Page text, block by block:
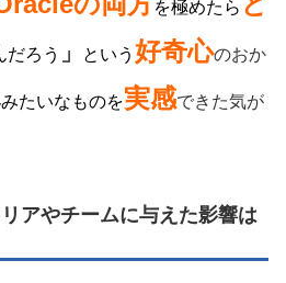
を極めたら
だろう 」 という 好奇心のおか
みたいなものを実感できた気が
アやチームに与えた影響は